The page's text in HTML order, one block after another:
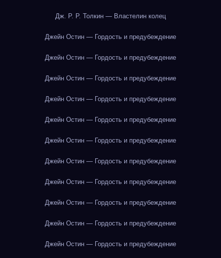
Дж. Р. Р. Толкин — Властелин колец
Джейн Остин — Гордость и предубеждение
Джейн Остин — Гордость и предубеждение
Джейн Остин — Гордость и предубеждение
Джейн Остин — Гордость и предубеждение
Джейн Остин — Гордость и предубеждение
Джейн Остин — Гордость и предубеждение
Джейн Остин — Гордость и предубеждение
Джейн Остин — Гордость и предубеждение
Джейн Остин — Гордость и предубеждение
Джейн Остин — Гордость и предубеждение
Джейн Остин — Гордость и предубеждение